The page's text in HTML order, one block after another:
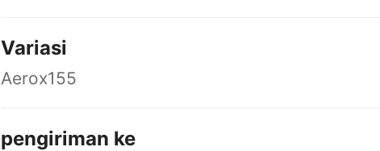
Variasi
Aerox155
pengiriman ke